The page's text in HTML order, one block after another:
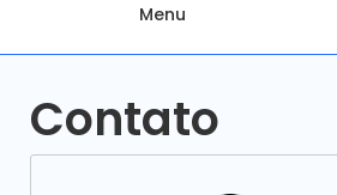
Menu
Contato